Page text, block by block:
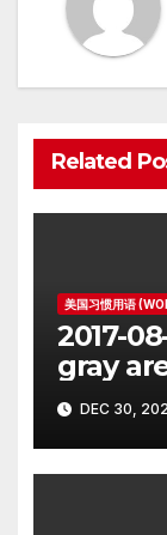
Related
美国习惯用语
2017-
gray
DEC 30,